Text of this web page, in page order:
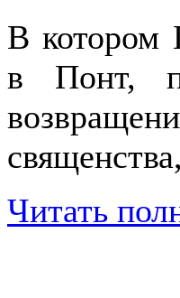
В котором
в Понт,
Читать